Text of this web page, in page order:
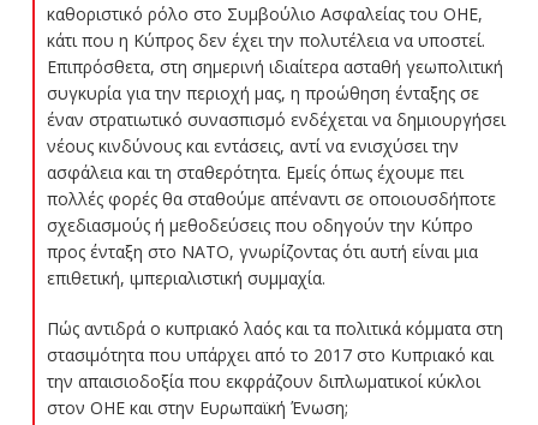
καθοριστικό ρόλο στο Συμβούλιο Ασφαλείας του ΟΗΕ,
κάτι που η Κύπρος δεν έχει την πολυτέλεια να υποστεί.
Επιπρόσθετα, στη σημερινή ιδιαίτερα ασταθή γεωπολιτική
συγκυρία για την περιοχή μας, η προώθηση ένταξης σε
έναν στρατιωτικό συνασπισμό ενδέχεται να δημιουργήσει
νέους κινδύνους και εντάσεις, αντί να ενισχύσει την
ασφάλεια και τη σταθερότητα. Εμείς όπως έχουμε πει
πολλές φορές θα σταθούμε απέναντι σε οποιουσδήποτε
σχεδιασμούς ή μεθοδεύσεις που οδηγούν την Κύπρο
προς ένταξη στο ΝΑΤΟ, γνωρίζοντας ότι αυτή είναι μια
επιθετική, ιμπεριαλιστική συμμαχία.
Πώς αντιδρά ο κυπριακό λαός και τα πολιτικά κόμματα στη
στασιμότητα που υπάρχει από το 2017 στο Κυπριακό και
την απαισιοδοξία που εκφράζουν διπλωματικοί κύκλοι
στον ΟΗΕ και στην Ευρωπαϊκή Ένωση;